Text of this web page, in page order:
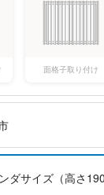
面格子取り付け
ダサイズ（高さ